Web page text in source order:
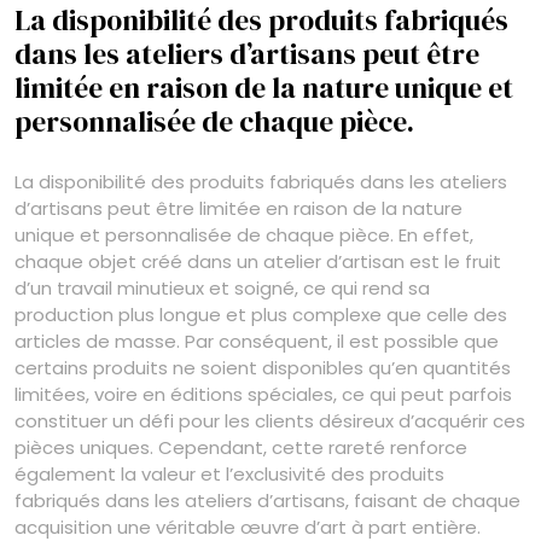
La disponibilité des produits fabriqués
dans les ateliers d’artisans peut être
limitée en raison de la nature unique et
personnalisée de chaque pièce.
La disponibilité des produits fabriqués dans les ateliers
d’artisans peut être limitée en raison de la nature
unique et personnalisée de chaque pièce. En effet,
chaque objet créé dans un atelier d’artisan est le fruit
d’un travail minutieux et soigné, ce qui rend sa
production plus longue et plus complexe que celle des
articles de masse. Par conséquent, il est possible que
certains produits ne soient disponibles qu’en quantités
limitées, voire en éditions spéciales, ce qui peut parfois
constituer un défi pour les clients désireux d’acquérir ces
pièces uniques. Cependant, cette rareté renforce
également la valeur et l’exclusivité des produits
fabriqués dans les ateliers d’artisans, faisant de chaque
acquisition une véritable œuvre d’art à part entière.